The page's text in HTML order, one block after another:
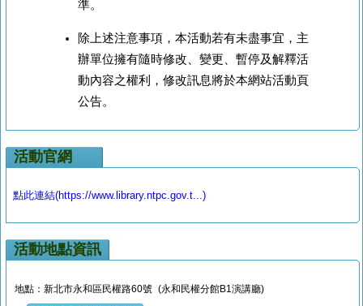
準。
除上述注意事項，本活動若有未盡事宜，主
辦單位擁有隨時修改、變更、暫停及解釋活
動內容之權利，修改訊息將於本網站活動頁
公告。
活動官網
點此連結(https://www.library.ntpc.gov.t...)
活動地點資訊
地點：新北市永和區民權路60號 (永和民權分館B1演講廳)